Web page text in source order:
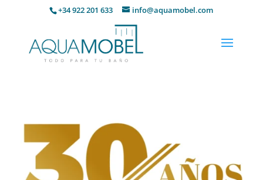
+34 922 201 633 info@aquamobel.com